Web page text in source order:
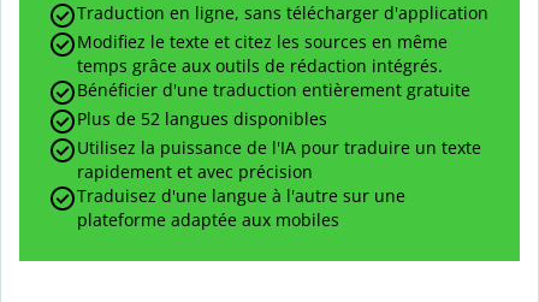
Traduction en ligne, sans télécharger d'application
Modifiez le texte et citez les sources en même
temps grâce aux outils de rédaction intégrés.
Bénéficier d'une traduction entièrement gratuite
Plus de 52 langues disponibles
Utilisez la puissance de l'IA pour traduire un texte
rapidement et avec précision
Traduisez d'une langue à l'autre sur une
plateforme adaptée aux mobiles